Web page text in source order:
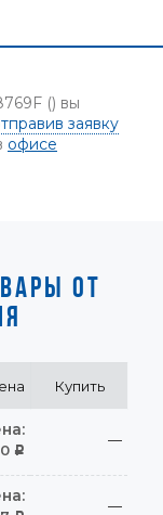
() вы
заявку
офисе
ОТ
Купить
Р
—
—